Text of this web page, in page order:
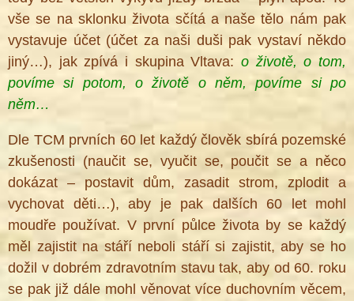
vše se na sklonku života sčítá a naše tělo nám pak
vystavuje účet (účet za naši duši pak vystaví někdo
jiný…), jak zpívá i skupina Vltava: o životě, o tom,
povíme si potom, o životě o něm, povíme si po
něm…
Dle TCM prvních 60 let každý člověk sbírá pozemské
zkušenosti (naučit se, vyučit se, poučit se a něco
dokázat – postavit dům, zasadit strom, zplodit a
vychovat děti…), aby je pak dalších 60 let mohl
moudře používat. V první půlce života by se každý
měl zajistit na stáří neboli stáří si zajistit, aby se ho
dožil v dobrém zdravotním stavu tak, aby od 60. roku
se pak již dále mohl věnovat více duchovním věcem,